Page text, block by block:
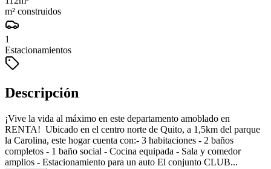
m² construidos
1
Estacionamientos
Descripción
¡Vive la vida al máximo en este departamento amoblado en
RENTA! Ubicado en el centro norte de Quito, a 1,5km del parque
la Carolina, este hogar cuenta con:- 3 habitaciones - 2 baños
completos - 1 baño social - Cocina equipada - Sala y comedor
amplios - Estacionamiento para un auto El conjunto CLUB...